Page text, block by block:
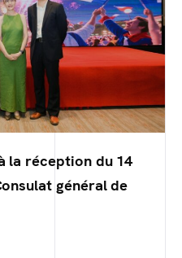
la réception du 14
général de